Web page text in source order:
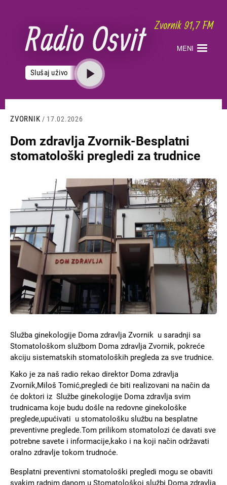
sadržaj
MENI
Slušaj uživo
ZVORNIK / 17.02.2026
Dom zdravlja Zvornik-Besplatni
stomatološki pregledi za trudnice
Služba ginekologije Doma zdravlja Zvornik u saradnji sa
Stomatološkom službom Doma zdravlja Zvornik, pokreće
akciju sistematskih stomatoloških pregleda za sve trudnice.
Kako je za naš radio rekao direktor Doma zdravlja
Zvornik,Miloš Tomić,pregledi će biti realizovani na način da
će doktori iz Službe ginekologije Doma zdravlja svim
trudnicama koje budu došle na redovne ginekološke
preglede,upućivati u stomatološku službu na besplatne
preventivne preglede.Tom prilikom stomatolozi će davati sve
potrebne savete i informacije,kako i na koji način održavati
oralno zdravlje tokom trudnoće.
Besplatni preventivni stomatološki pregledi mogu se obaviti
svakim radnim danom u Stomatološkoj službi Doma zdravlja